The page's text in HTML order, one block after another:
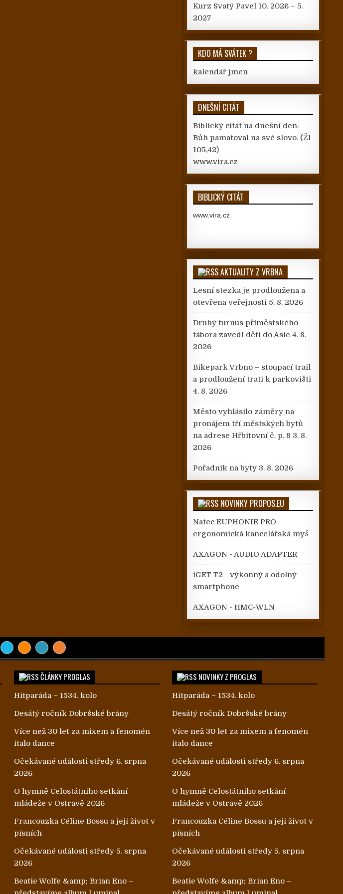
Kurz Svatý Pavel 10. 2026 – 5.
2027
KDO MÁ SVÁTEK ?
kalendář jmen
DNEŠNÍ CITÁT
Biblický citát na dnešní den:
Bůh pamatoval na své slovo. (Žl
105,42)
www.vira.cz
BIBLICKÝ CITÁT
www.vira.cz
AKTUALITY Z VRBNA
Lesní stezka je prodloužena a
otevřena veřejnosti 5. 8. 2026
Druhý turnus příměstského
tábora zavedl děti do Asie 4. 8.
2026
Bikepark Vrbno – stoupací trail
a prodloužení trati k parkovišti
4. 8. 2026
Město vyhlásilo záměry na
pronájem tří městských bytů
na adrese Hřbitovní č. p. 8 3. 8.
2026
Pořadník na byty 3. 8. 2026
NOVINKY PROPOS.EU
Natec EUPHONIE PRO
ergonomická kancelářská myš
AXAGON - AUDIO ADAPTER
iGET T2 - výkonný a odolný
smartphone
AXAGON - HMC-WLN
ČLÁNKY PROGLAS
Hitparáda – 1534. kolo
Desátý ročník Dobršské brány
Více než 30 let za mixem a fenomén
italo dance
Očekávané události středy 6. srpna
2026
O hymně Celostátního setkání
mládeže v Ostravě 2026
Francouzka Céline Bossu a její život v
písních
Očekávané události středy 5. srpna
2026
Beatie Wolfe &amp; Brian Eno –
NOVINKY Z PROGLAS
Hitparáda – 1534. kolo
Desátý ročník Dobršské brány
Více než 30 let za mixem a fenomén
italo dance
Očekávané události středy 6. srpna
2026
O hymně Celostátního setkání
mládeže v Ostravě 2026
Francouzka Céline Bossu a její život v
písních
Očekávané události středy 5. srpna
2026
Beatie Wolfe &amp; Brian Eno –